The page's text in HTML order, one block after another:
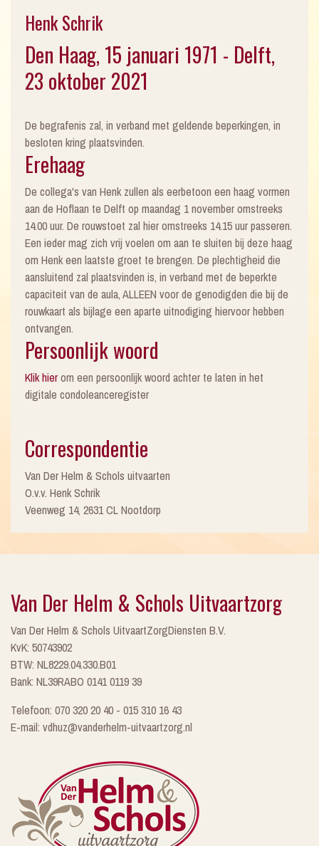
Henk Schrik
Den Haag, 15 januari 1971 - Delft,
23 oktober 2021
De begrafenis zal, in verband met geldende beperkingen, in
besloten kring plaatsvinden.
Erehaag
De collega's van Henk zullen als eerbetoon een haag vormen
aan de Hoflaan te Delft op maandag 1 november omstreeks
14.00 uur. De rouwstoet zal hier omstreeks 14.15 uur passeren.
Een ieder mag zich vrij voelen om aan te sluiten bij deze haag
om Henk een laatste groet te brengen. De plechtigheid die
aansluitend zal plaatsvinden is, in verband met de beperkte
capaciteit van de aula, ALLEEN voor de genodigden die bij de
rouwkaart als bijlage een aparte uitnodiging hiervoor hebben
ontvangen.
Persoonlijk woord
Klik hierom een persoonlijk woord achter te laten in het
digitale condoleanceregister
Correspondentie
Van Der Helm & Schols uitvaarten
O.v.v. Henk Schrik
Veenweg 14, 2631 CL Nootdorp
Van Der Helm & Schols Uitvaartzorg
Van Der Helm & Schols UitvaartZorgDiensten B.V.
KvK: 50743902
BTW: NL8229.04.330.B01
Bank: NL39RABO 0141 0119 39
Telefoon: 070 320 20 40 - 015 310 16 43
E-mail: vdhuz@vanderhelm-uitvaartzorg.nl